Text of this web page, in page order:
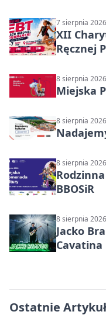
7 sierpnia
XII
Ręcznej
8 sierpnia
Miejska
8 sierpnia
8 sierpnia
BBOSiR
8 sierpnia
Jacko
Cavatina
Ostatnie